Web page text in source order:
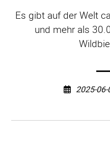
Es gibt auf der Welt
und mehr als
2025-